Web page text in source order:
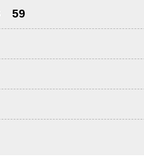
59